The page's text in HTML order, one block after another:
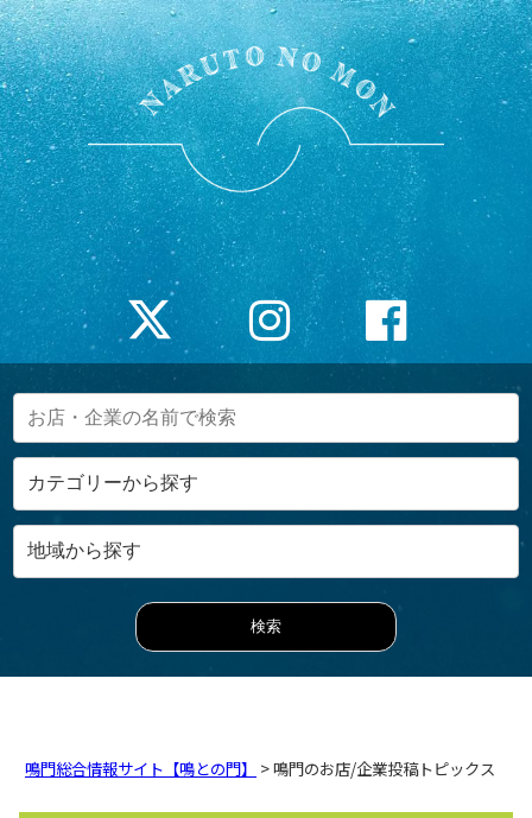
鳴門総合情報サイト【鳴との門】 > 鳴門のお店/企業投稿トピックス